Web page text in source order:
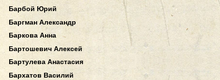
Барбой Юрий
Баргман Александр
Баркова Анна
Бартошевич Алексей
Бартулева Анастасия
Бархатов Василий